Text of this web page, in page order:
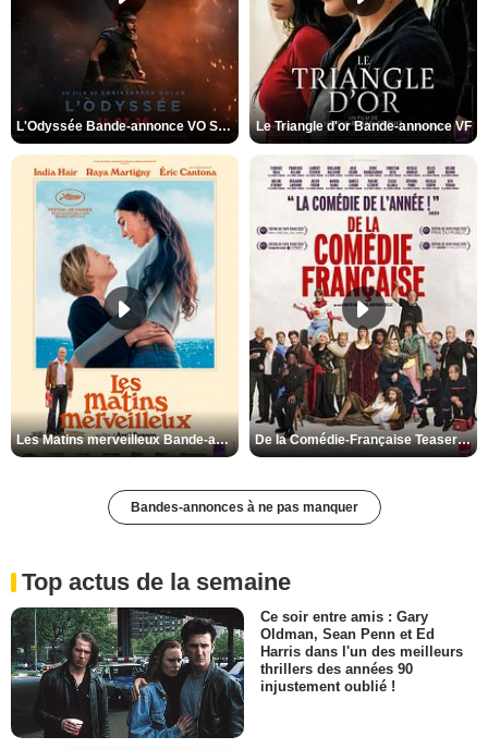
L'Odyssée Bande-annonce VO STFR Le Triangle d'or Bande-annonce VF
Les Matins merveilleux Bande-annonce VF De la Comédie-Française Teaser VF
Bandes-annonces à ne pas manquer
Top actus de la semaine
Ce soir entre amis : Gary
Oldman, Sean Penn et Ed
Harris dans l'un des meilleurs
thrillers des années 90
injustement oublié !